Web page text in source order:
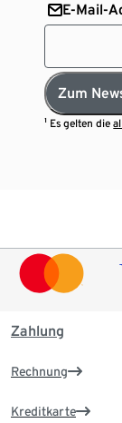
E-Mail-
Zum
¹ Es gelten die
Zahlung
Rechnung
Kreditkarte